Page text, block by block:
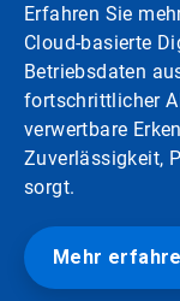
Erfahren Sie
Cloud-basierte
Betriebsdaten
fortschrittlicher
verwertbare
Zuverlässigkeit,
sorgt.
Mehr